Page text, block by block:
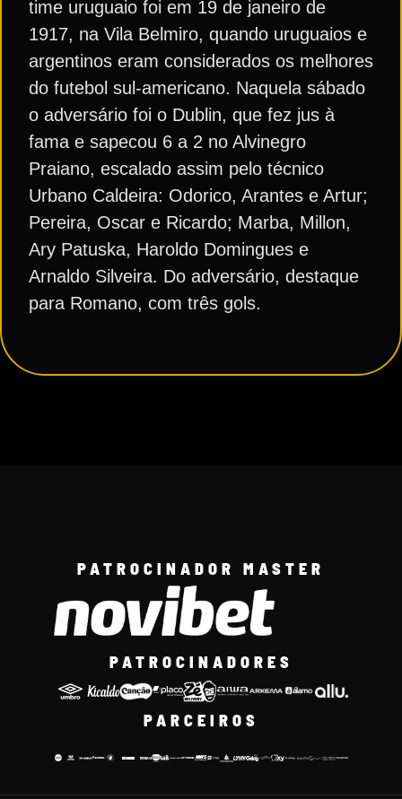
time uruguaio foi em 19 de janeiro de
1917, na Vila Belmiro, quando uruguaios e
argentinos eram considerados os melhores
do futebol sul-americano. Naquela sábado
o adversário foi o Dublin, que fez jus à
fama e sapecou 6 a 2 no Alvinegro
Praiano, escalado assim pelo técnico
Urbano Caldeira: Odorico, Arantes e Artur;
Pereira, Oscar e Ricardo; Marba, Millon,
Ary Patuska, Haroldo Domingues e
Arnaldo Silveira. Do adversário, destaque
para Romano, com três gols.
PATROCINADOR MASTER
PATROCINADORES
PARCEIROS